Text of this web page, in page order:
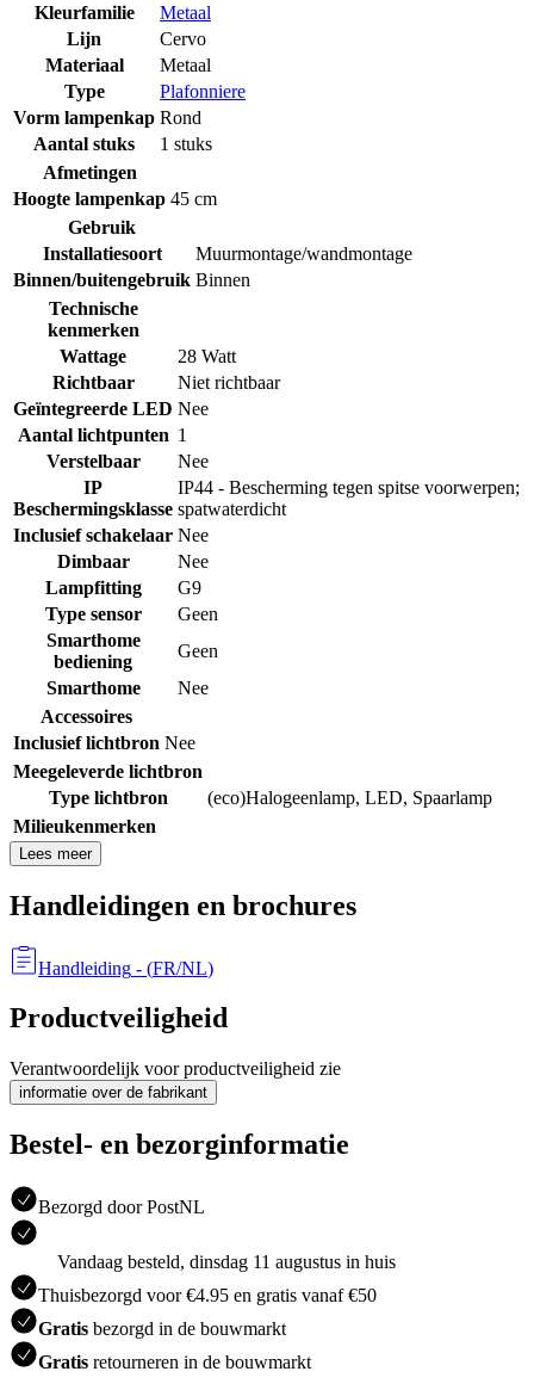
Kleurfamilie
Metaal
Lijn
Cervo
Materiaal
Metaal
Type
Plafonniere
Vorm lampenkap Rond
Aantal stuks
1 stuks
Afmetingen
Hoogte lampenkap 45 cm
Gebruik
Installatiesoort
Muurmontage/wandmontage
Binnen/buitengebruik Binnen
Technische
kenmerken
Wattage
28 Watt
Richtbaar
Niet richtbaar
Geïntegreerde LED Nee
Aantal lichtpunten 1
Verstelbaar
Nee
IP
Beschermingsklasse
IP44 - Bescherming tegen spitse voorwerpen;
spatwaterdicht
Inclusief schakelaar Nee
Dimbaar
Nee
Lampfitting
G9
Type sensor
Geen
Smarthome
bediening
Geen
Smarthome
Nee
Accessoires
Inclusief lichtbron Nee
Meegeleverde lichtbron
Type lichtbron
(eco)Halogeenlamp, LED, Spaarlamp
Milieukenmerken
Lees meer
Handleidingen en brochures
Handleiding - (FR/NL)
Productveiligheid
Verantwoordelijk voor productveiligheid zie
informatie over de fabrikant
Bestel- en bezorginformatie
Bezorgd door PostNL
Vandaag besteld, dinsdag 11 augustus in huis
Thuisbezorgd voor €4.95 en gratis vanaf €50
Gratis bezorgd in de bouwmarkt
Gratis retourneren in de bouwmarkt